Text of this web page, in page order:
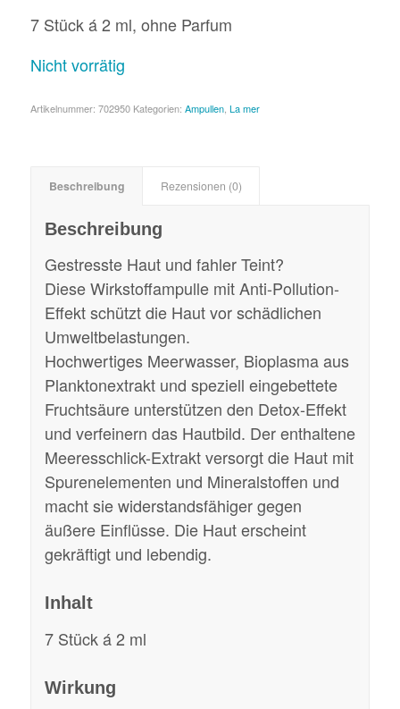
7 Stück á 2 ml, ohne Parfum
Nicht vorrätig
Artikelnummer: 702950 Kategorien: Ampullen, La mer
Beschreibung Rezensionen (0)
Beschreibung
Gestresste Haut und fahler Teint?
Diese Wirkstoffampulle mit Anti-Pollution-
Effekt schützt die Haut vor schädlichen
Umweltbelastungen.
Hochwertiges Meerwasser, Bioplasma aus
Planktonextrakt und speziell eingebettete
Fruchtsäure unterstützen den Detox-Effekt
und verfeinern das Hautbild. Der enthaltene
Meeresschlick-Extrakt versorgt die Haut mit
Spurenelementen und Mineralstoffen und
macht sie widerstandsfähiger gegen
äußere Einflüsse. Die Haut erscheint
gekräftigt und lebendig.
Inhalt
7 Stück á 2 ml
Wirkung